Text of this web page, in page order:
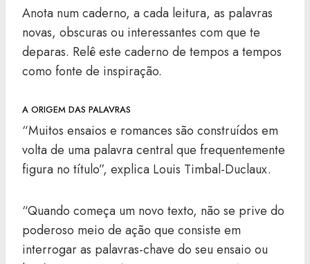
Anota num caderno, a cada leitura, as palavras
novas, obscuras ou interessantes com que te
deparas. Relê este caderno de tempos a tempos
como fonte de inspiração.
A ORIGEM DAS PALAVRAS
“Muitos ensaios e romances são construídos em
volta de uma palavra central que frequentemente
figura no título”, explica Louis Timbal-Duclaux.
“Quando começa um novo texto, não se prive do
poderoso meio de ação que consiste em
interrogar as palavras-chave do seu ensaio ou